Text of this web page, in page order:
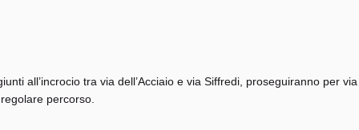
all’incrocio tra via dell’Acciaio e via Siffredi, proseguiranno per
percorso.